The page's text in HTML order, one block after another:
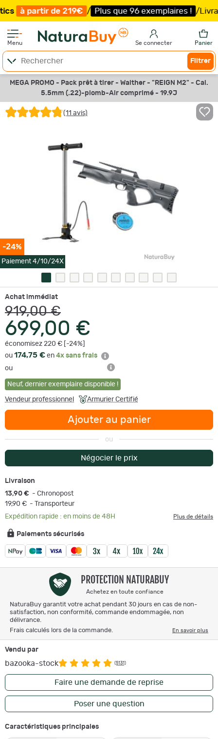
de 219€ / Plus que 96 exemplaires ! /Livraison
Menu Se connecter Panier
Filtrer
MEGA PROMO - Pack prêt à tirer - Walther - "REIGN M2" - Cal.
5.5mm (.22)-plomb-Air comprimé - 19.9J
(11 avis)
-24%
Paiement 4/10/24X
Achat immédiat
919,00 €
699,00 €
économisez 220 € [-24%]
ou 174,75 € en 4x sans frais
ou
Neuf, dernier exemplaire disponible !
Vendeur professionnel Armurier Certifié
Ajouter au panier
ou
Négocier le prix
Livraison
13,90 € - Chronopost
19,90 € - Transporteur
Expédition rapide : en moins de 48H
Plus de détails
Paiements sécurisés
PROTECTION NATURABUY
Achetez en toute confiance
NaturaBuy garantit votre achat pendant 30 jours en cas de non-
satisfaction, non conformité, commande endommagée, non
délivrance.
Frais calculés lors de la commande.
En savoir plus
Vendu par
bazooka-stock (5131)
Faire une demande de reprise
Poser une question
Caractéristiques principales